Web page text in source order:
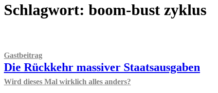
Schlagwort: boom-bust zyklus
Gastbeitrag
Die Rückkehr massiver Staatsausgaben
Wird dieses Mal wirklich alles anders?